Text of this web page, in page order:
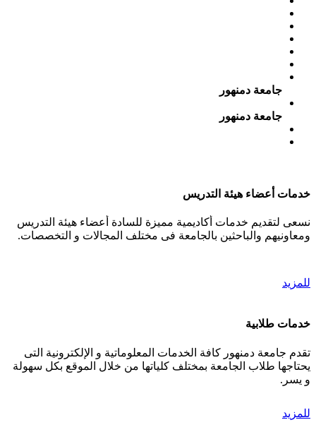
جامعة دمنهور
جامعة دمنهور
خدمات أعضاء هيئة التدريس
نسعى لتقديم خدمات أكاديمية مميزة للسادة أعضاء هيئة التدريس
ومعاونيهم والباحثين بالجامعة فى مختلف المجالات و التخصصات.
للمزيد
خدمات طلابية
تقدم جامعة دمنهور كافة الخدمات المعلوماتية و الإلكترونية التى
يحتاجها طلاب الجامعة بمختلف كلياتها من خلال الموقع بكل سهولة
و يسر.
للمزيد